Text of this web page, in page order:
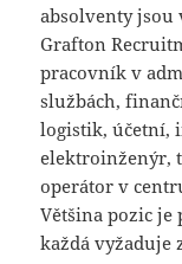
absolventy jsou
Grafton
pracovník v
službách,
logistik, účetní,
elektroinženýr,
operátor v
Většina pozic je
každá vyžaduje